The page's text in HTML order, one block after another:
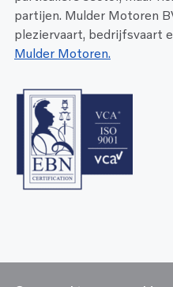
partijen. Mulder Motoren
pleziervaart, bedrijfsvaart
Mulder Motoren.